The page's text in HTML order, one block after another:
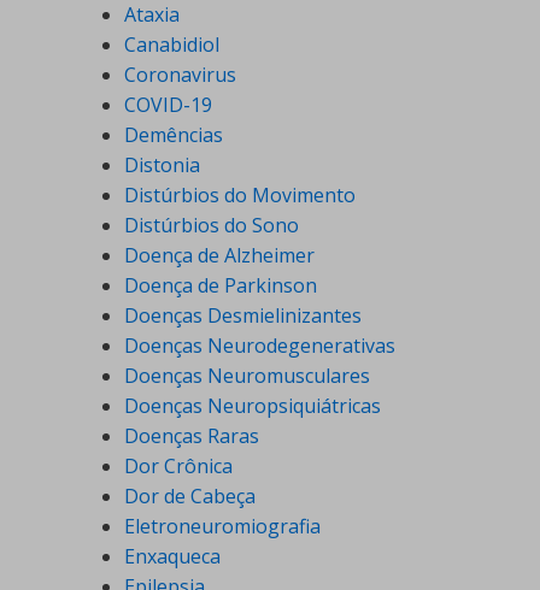
Ataxia
Canabidiol
Coronavirus
COVID-19
Demências
Distonia
Distúrbios do Movimento
Distúrbios do Sono
Doença de Alzheimer
Doença de Parkinson
Doenças Desmielinizantes
Doenças Neurodegenerativas
Doenças Neuromusculares
Doenças Neuropsiquiátricas
Doenças Raras
Dor Crônica
Dor de Cabeça
Eletroneuromiografia
Enxaqueca